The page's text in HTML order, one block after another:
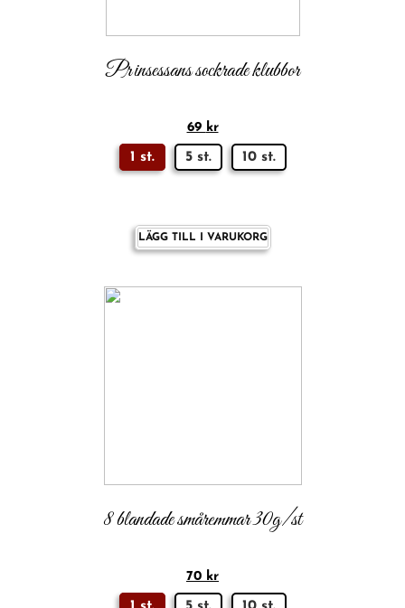
Prinsessans sockrade klubbor
69 kr
1 st. 5 st. 10 st.
LÄGG TILL I VARUKORG
8 blandade småremmar 30g/st
70 kr